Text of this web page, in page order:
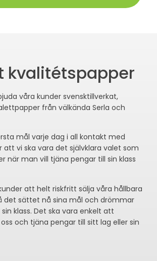
kvalitétspapper
våra kunder svensktillverkat,
från välkända Serla och
mål varje dag i all kontakt med
att vi ska vara det självklara valet som
när man vill tjäna pengar till sin klass
att helt riskfritt sälja våra hållbara
det sättet nå sina mål och drömmar
klass. Det ska vara enkelt att
och tjäna pengar till sitt lag eller sin